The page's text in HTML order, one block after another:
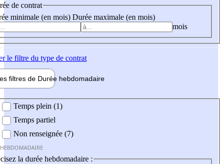
de contrat
minimale (en mois) Durée maximale (en mois)
mois
le filtre du type de contrat
filtres de Durée hebdomadaire
Temps plein (1)
Temps partiel
Non renseignée (7)
la durée hebdomadaire :